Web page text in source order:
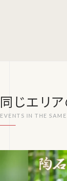
同じエリ